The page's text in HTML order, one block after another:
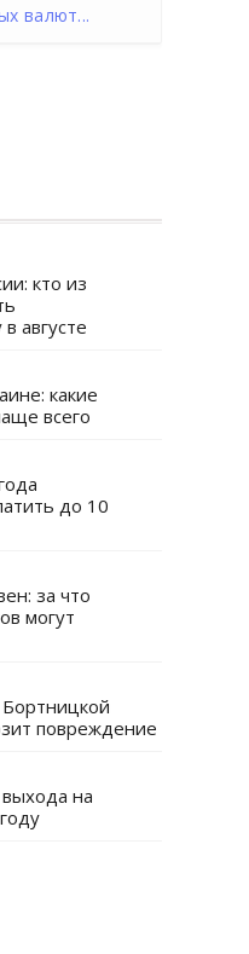
валют...
кто из
августе
какие
всего
до 10
за что
могут
повреждение
на